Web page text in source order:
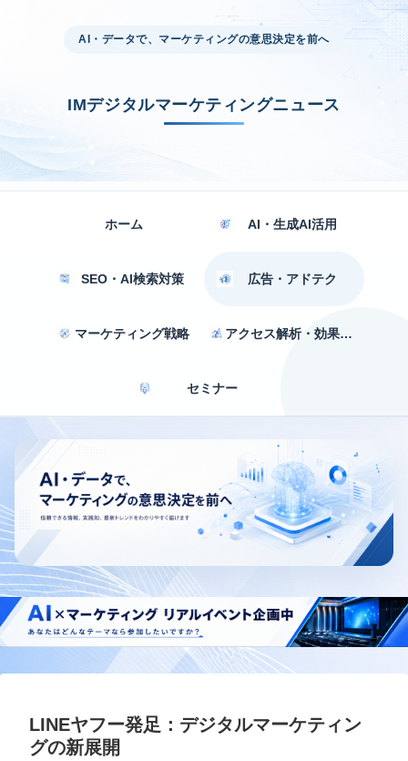
AI・データで、マーケティングの意思決定を前へ
IMデジタルマーケティングニュース
ホーム AI・生成AI活用
SEO・AI検索対策 広告・アドテク
マーケティング戦略 アクセス解析・効果測定
セミナー
LINEヤフー発足：デジタルマーケティン
グの新展開